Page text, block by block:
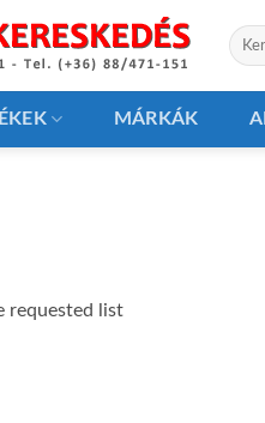
a
MÁRKÁK
requested list